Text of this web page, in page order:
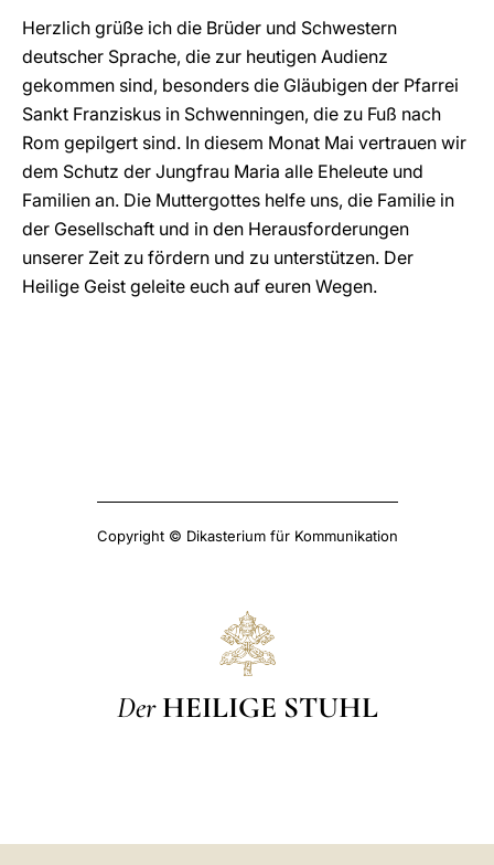
Herzlich grüße ich die Brüder und Schwestern
deutscher Sprache, die zur heutigen Audienz
gekommen sind, besonders die Gläubigen der Pfarrei
Sankt Franziskus in Schwenningen, die zu Fuß nach
Rom gepilgert sind. In diesem Monat Mai vertrauen wir
dem Schutz der Jungfrau Maria alle Eheleute und
Familien an. Die Muttergottes helfe uns, die Familie in
der Gesellschaft und in den Herausforderungen
unserer Zeit zu fördern und zu unterstützen. Der
Heilige Geist geleite euch auf euren Wegen.
Copyright © Dikasterium für Kommunikation
Der HEILIGE STUHL